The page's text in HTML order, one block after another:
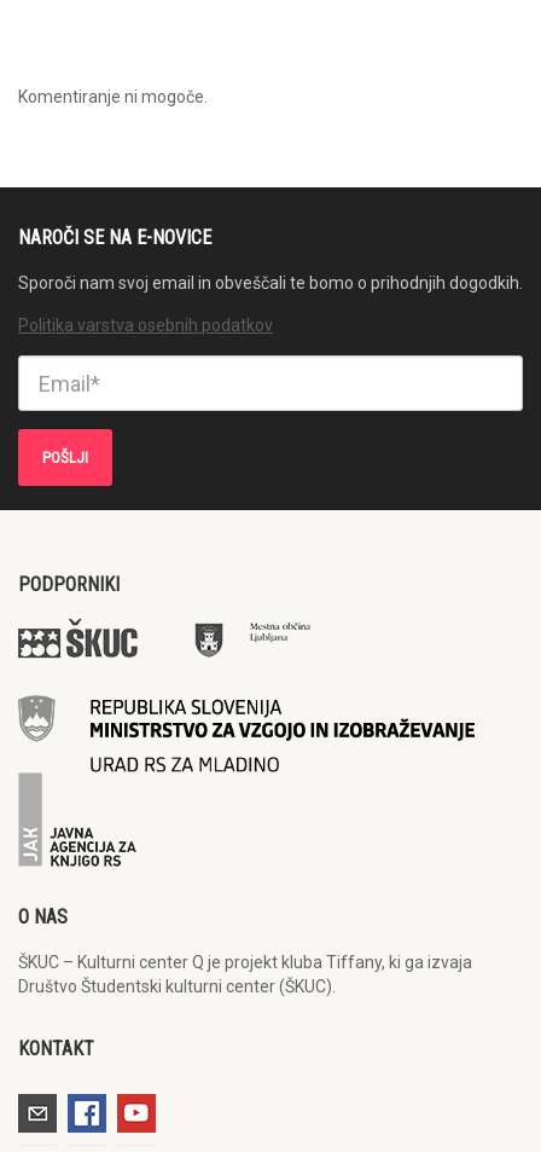
Komentiranje ni mogoče.
NAROČI SE NA E-NOVICE
Sporoči nam svoj email in obveščali te bomo o prihodnjih dogodkih.
Politika varstva osebnih podatkov
PODPORNIKI
O NAS
ŠKUC – Kulturni center Q je projekt kluba Tiffany, ki ga izvaja
Društvo Študentski kulturni center (ŠKUC).
KONTAKT